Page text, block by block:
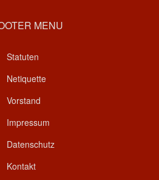
MENU
Statuten
Netiquette
Vorstand
Impressum
Datenschutz
Kontakt